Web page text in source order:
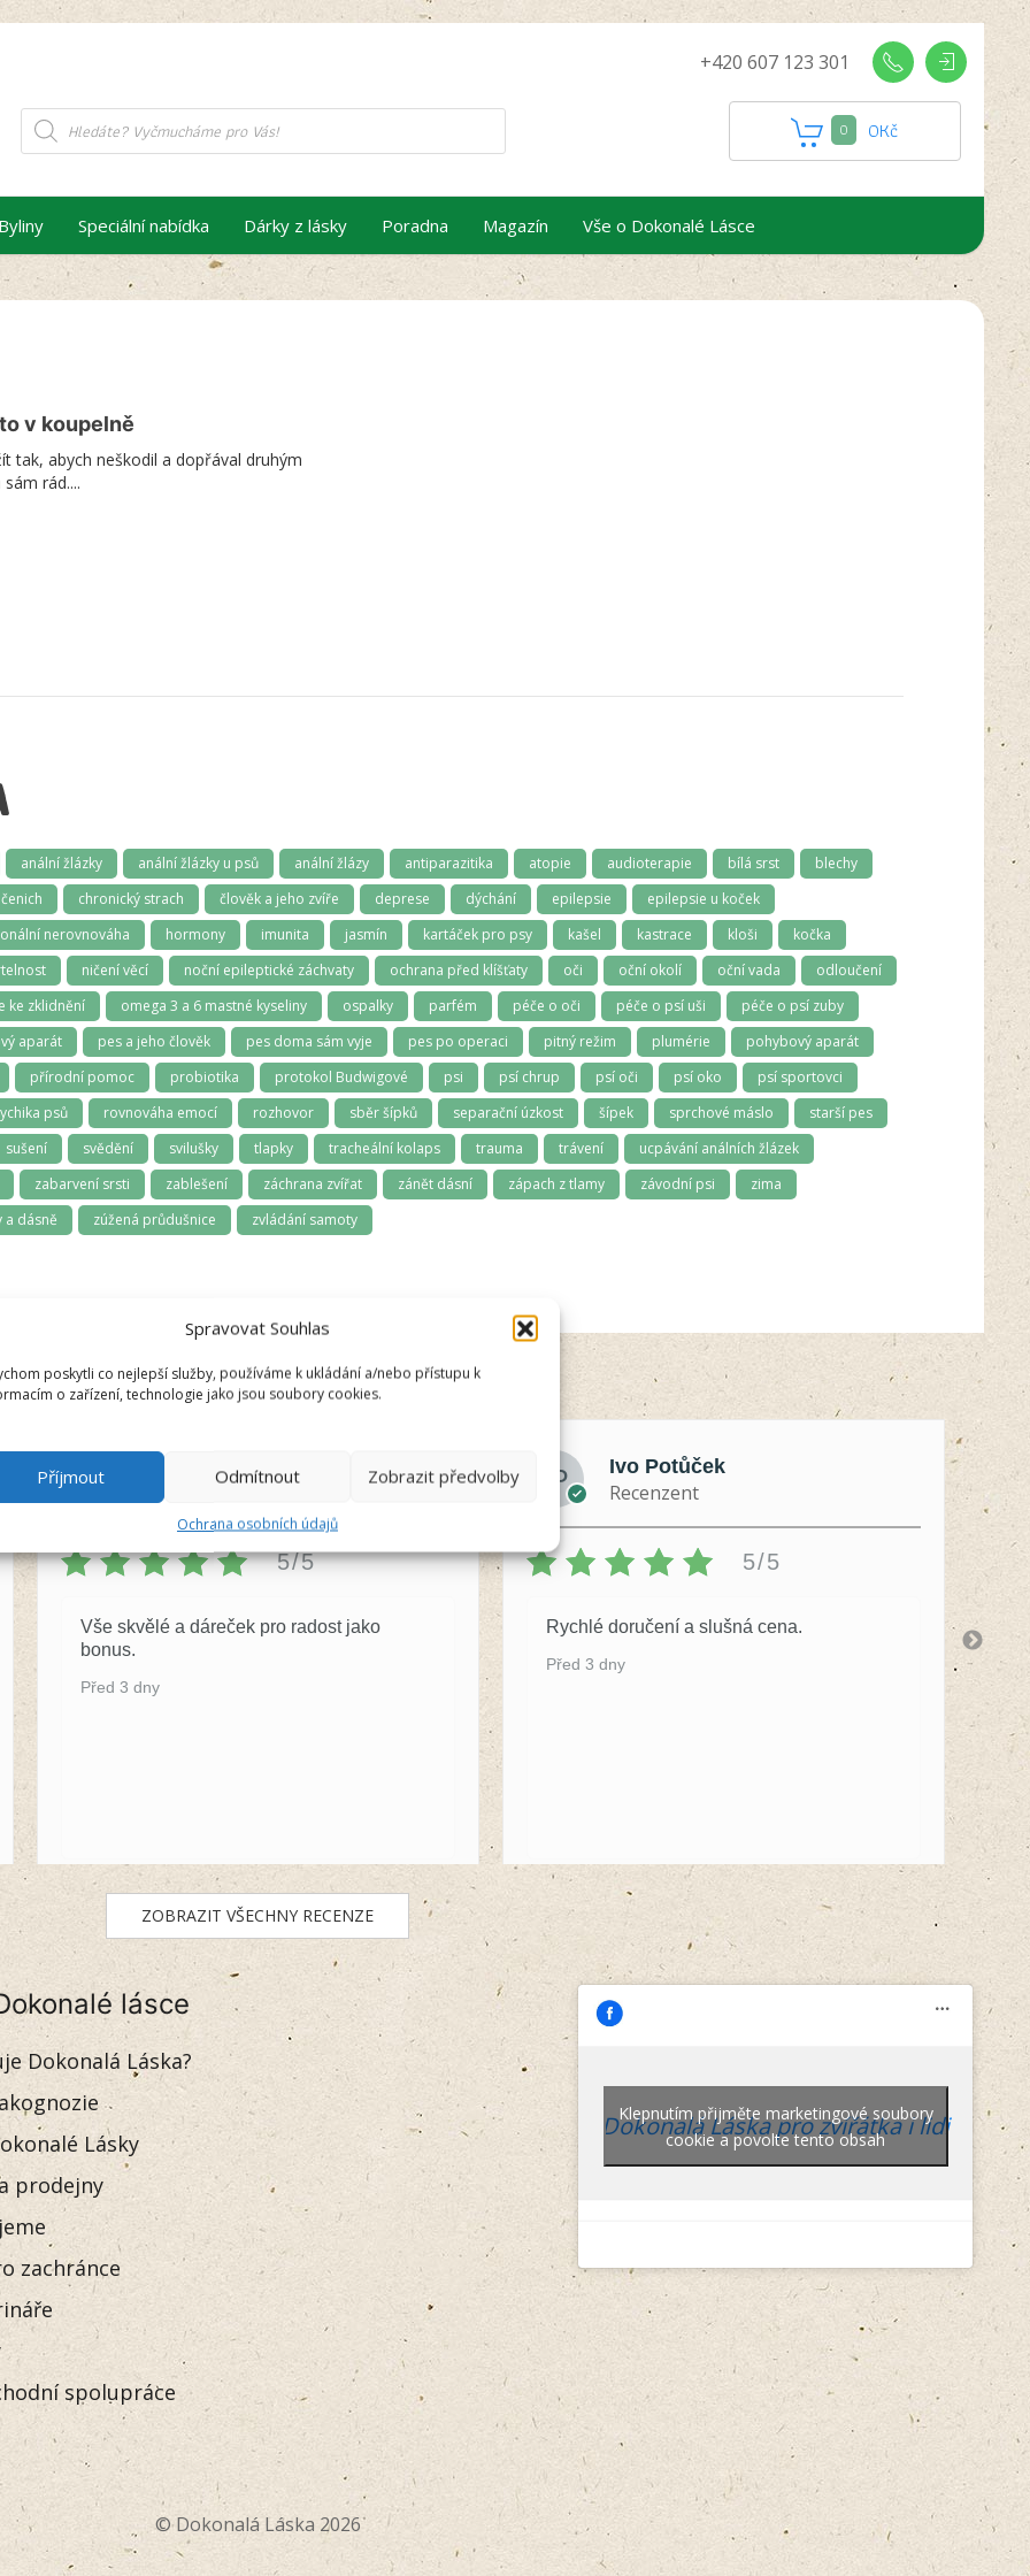
Spravovat Souhlas
poskytli co nejlepší služby, používáme k ukládání a/nebo přístupu k
o zařízení, technologie jako jsou soubory cookies.
Příjmout Odmítnout Zobrazit předvolby
Ochrana osobních údajů
+420 607 123 301
Products
search 0 0Kč
Byliny Speciální nabídka Dárky z lásky Poradna Magazín Vše o Dokonalé Lásce
v koupelně
tak, abych neškodil a dopřával druhým
rád....
anální žlázky anální žlázky u psů anální žlázy antiparazitika atopie audioterapie bílá srst
blechy
čenich chronický strach člověk a jeho zvíře deprese dýchání epilepsie
epilepsie u koček
nerovnováha hormony imunita jasmín kartáček pro psy kašel kastrace kloši
kočka
ničení věcí noční epileptické záchvaty ochrana před klíšťaty oči oční okolí oční vada
odloučení
ke zklidnění omega 3 a 6 mastné kyseliny ospalky parfém péče o oči péče o psí uši
péče o psí zuby
aparát pes a jeho člověk pes doma sám vyje pes po operaci pitný režim plumérie
pohybový aparát
přírodní pomoc probiotika protokol Budwigové psi psí chrup psí oči psí oko
psí sportovci
psů rovnováha emocí rozhovor sběr šípků separační úzkost šípek sprchové máslo
starší pes
sušení svědění svilušky tlapky tracheální kolaps trauma trávení
ucpávání análních žlázek
zabarvení srsti zablešení záchrana zvířat zánět dásní zápach z tlamy závodní psi
zima
a dásně zúžená průdušnice zvládání samoty
Vendula
Recenzent
5/5
Vše skvělé a dáreček pro radost jako
bonus.
Před 3 dny
Ivo Potůček
Recenzent
5/5
Rychlé doručení a slušná cena.
Před 3 dny
ZOBRAZIT VŠECHNY RECENZE
lásce
Dokonalá Láska?
Lásky
prodejny
zachránce
spolupráce
Dokonalá Láska pro zvířátka i lidi
Klepnutím přijměte marketingové soubory
cookie a povolte tento obsah
© Dokonalá Láska 2026